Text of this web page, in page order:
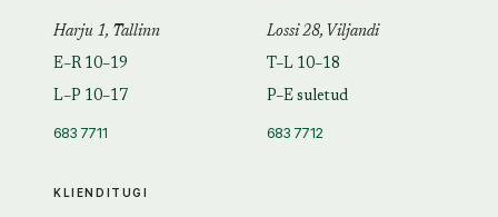
KLIENDITUGI
Harju 1, Tallinn
E–R 10–19
L–P 10–17
683 7711
Lossi 28, Viljandi
T–L 10–18
P–E suletud
683 7712